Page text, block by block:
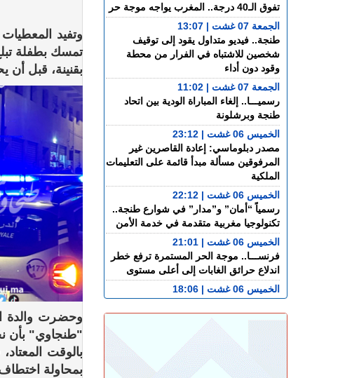
وتفيد
بقنينة، قبل أن
وحضرت والدة
"طنجاوي" بأن
بالوقت
بمحاولة
تفوق الـ40 درجة.. المغرب يواجه موجة حر
الجمعة 07 غشت | 13:07
طنجة.. فيديو متداول يقود إلى توقيف
شخصين للاشتباه في الفرار من محطة
وقود دون أداء
الجمعة 07 غشت | 11:02
رسميـــا.. إلغاء المباراة الودية بين اتحاد
طنجة وبرشلونة
الخميس 06 غشت | 23:12
مصدر دبلوماسي: إعادة القاصرين غير
المرفوقين مسألة مبدأ قائمة على التعليمات
الملكية
الخميس 06 غشت | 22:12
رسمياً “أمان” و”مدار” في شوارع طنجة..
تكنولوجيا مغربية متقدمة في خدمة الأمن
الخميس 06 غشت | 21:01
فرنســـا.. موجة الحر المستمرة ترفع خطر
اندلاع حرائق الغابات إلى أعلى مستوى
الخميس 06 غشت | 18:06
لقيادة الفيفا
مهنيو الطاكسيات غاضبون بعد إدانة خمسة
سائقين نقلوا أشخاصا لمعبر باب سبتة